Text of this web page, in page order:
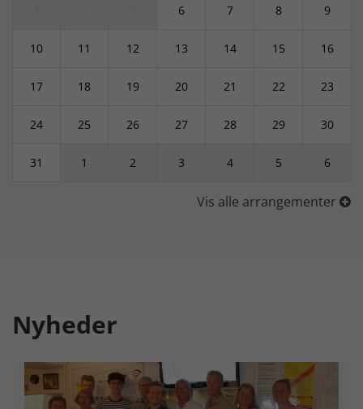
6 7 8 9
10 11 12 13 14 15 16
17 18 19 20 21 22 23
24 25 26 27 28 29 30
31 1 2 3 4 5 6
Vis alle arrangementer
Nyheder